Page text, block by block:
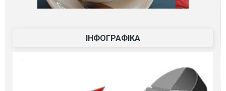
ІНФОГРАФІКА